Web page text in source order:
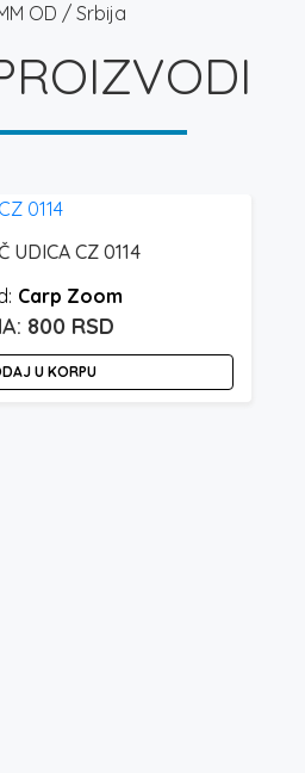
OD / Srbija
UDICA CZ 0114
Carp Zoom
800 RSD
U KORPU